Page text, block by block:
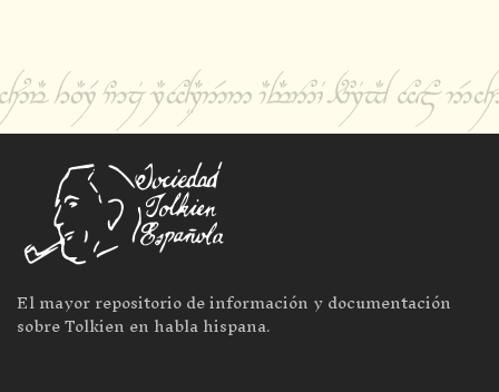
El mayor repositorio de información y documentación
sobre Tolkien en habla hispana.